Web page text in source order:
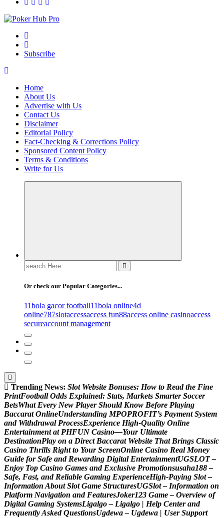
Your One-Stop Destination for Poker Excellence
Subscribe
Home
About Us
Advertise with Us
Contact Us
Disclaimer
Editorial Policy
Fact-Checking & Corrections Policy
Sponsored Content Policy
Terms & Conditions
Write for Us
Search
for:
Or check our Popular Categories...
11bola gacor football11bola online4d
online787slotaccessaccess fun88access online casinoaccess
secureaccount management
Trending News: Slot Website Bonuses: How to Read the Fine
PrintFootball Odds Explained: Stats, Markets Smarter Soccer
BetsWhat Every New Player Should Know Before Playing
Baccarat OnlineUnderstanding MPOPROFIT’s Payment System
and Withdrawal ProcessExperience High-Quality Online
Entertainment at PHFUN Casino—Your Ultimate
DestinationPlay on a Direct Baccarat Website That Brings Classic
Casino Thrills Right to Your ScreenOnline Casino Real Money
Guide for Safe and Rewarding Digital EntertainmentUGSLOT –
Enjoy Top Casino Games and Exclusive Promotionsusaha188 –
Safe, Fast, and Reliable Gaming ExperienceHigh-Paying Slot –
Information About Slot Game StructuresUGSlot – Information on
Platform Navigation and FeaturesJoker123 Game – Overview of
Digital Gaming SystemsLigalgo – Ligalgo | Help Center and
FrequentlyAsked QuestionsUgdewa – Ugdewa | User Support